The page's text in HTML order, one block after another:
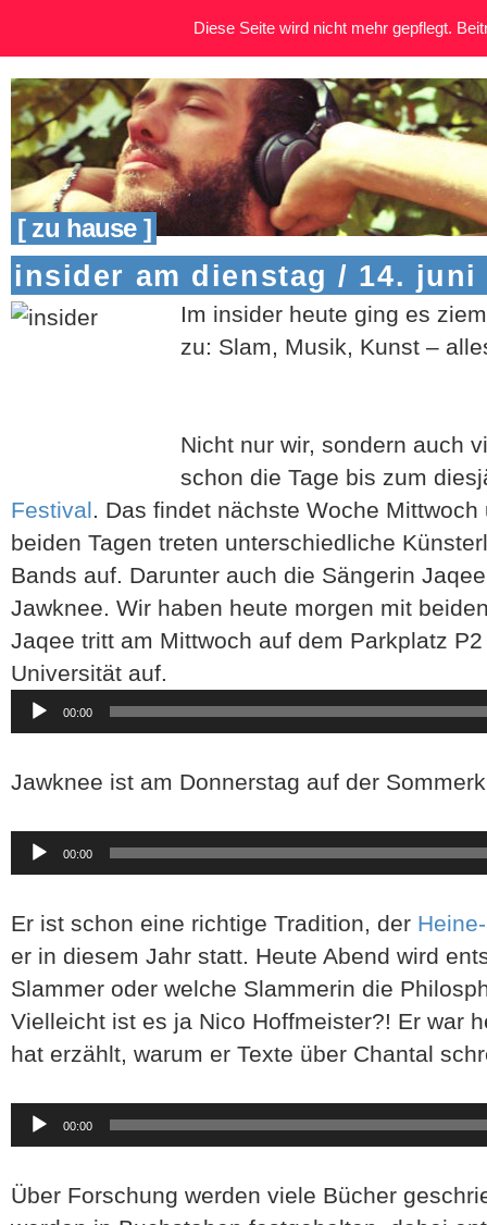
[ zu hause ]
insider am dienstag / 14. juni
Im insider heute ging es
zu: Slam, Musik, Kunst –
Nicht nur wir, sondern auch
schon die Tage bis zum
Festival. Das findet nächste Woche
beiden Tagen treten unterschiedliche
Bands auf. Darunter auch die Sängerin
Jawknee. Wir haben heute morgen mit
Jaqee tritt am Mittwoch auf dem Parkplatz
Universität auf.
Audio-
Player
00:00
Jawknee ist am Donnerstag auf der
Audio-
Player
00:00
Er ist schon eine richtige Tradition, der
er in diesem Jahr statt. Heute Abend wird
Slammer oder welche Slammerin die
Vielleicht ist es ja Nico Hoffmeister?! Er war
hat erzählt, warum er Texte über Chantal
Audio-
Player
00:00
Über Forschung werden viele Bücher
Diese Seite wird nicht mehr gepflegt.